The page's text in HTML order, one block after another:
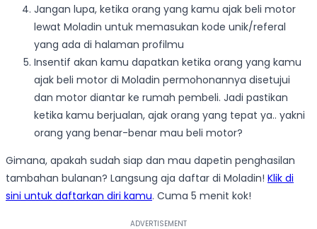
Jangan lupa, ketika orang yang kamu ajak beli motor
lewat Moladin untuk memasukan kode unik/referal
yang ada di halaman profilmu
Insentif akan kamu dapatkan ketika orang yang kamu
ajak beli motor di Moladin permohonannya disetujui
dan motor diantar ke rumah pembeli. Jadi pastikan
ketika kamu berjualan, ajak orang yang tepat ya.. yakni
orang yang benar-benar mau beli motor?
Gimana, apakah sudah siap dan mau dapetin penghasilan
tambahan bulanan? Langsung aja daftar di Moladin! Klik di
sini untuk daftarkan diri kamu. Cuma 5 menit kok!